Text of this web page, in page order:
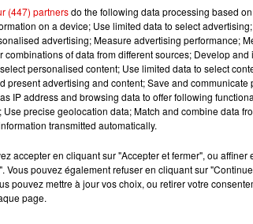
réserviste. Actuellement 117
dans le cadre de la
Nous avons fait le point sur
PMG, interrogé par Cordula
pour servir dans la
tous les candidats reçus.
(447) partnersdo the following data processing based
on a device; Use limited data to select
advertising; Measure advertising performance;
combinations of data from different sources; Develop
personalised content; Use limited data to select
present advertising and content; Save and
IP address and browsing data to offer following
Use precise geolocation data; Match and combine data
transmitted automatically.
accepter en cliquant sur "Accepter et fermer", ou
Vous pouvez également refuser en cliquant sur
pouvez mettre à jour vos choix, ou retirer votre
page.